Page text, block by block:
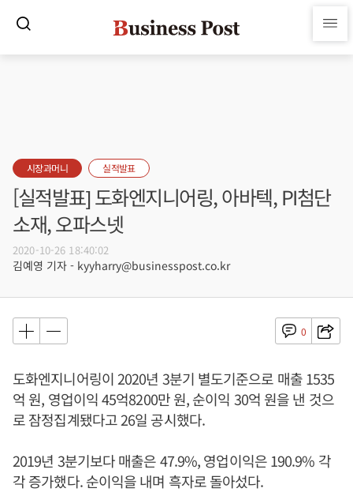
시장과머니 실적발표
[실적발표] 도화엔지니어링, 아바텍, PI첨단
소재, 오파스넷
2020-10-26 18:40:02
김예영 기자 - kyyharry@businesspost.co.kr
0
도화엔지니어링이 2020년 3분기 별도기준으로 매출 1535
억 원, 영업이익 45억8200만 원, 순이익 30억 원을 낸 것으
로 잠정집계됐다고 26일 공시했다.
2019년 3분기보다 매출은 47.9%, 영업이익은 190.9% 각
각 증가했다. 순이익을 내며 흑자로 돌아섰다.